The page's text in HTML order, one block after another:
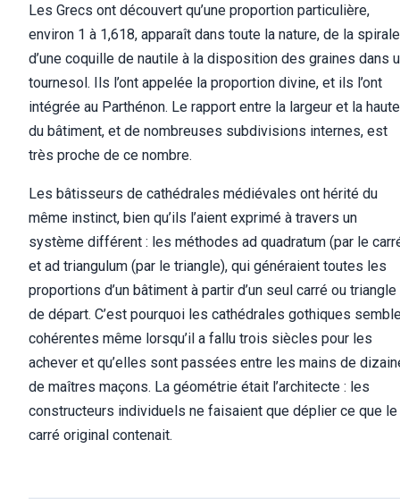
Les Grecs ont découvert qu’une proportion particulière,
environ 1 à 1,618, apparaît dans toute la nature, de la spirale
d’une coquille de nautile à la disposition des graines dans
tournesol. Ils l’ont appelée la proportion divine, et ils l’ont
intégrée au Parthénon. Le rapport entre la largeur et la
du bâtiment, et de nombreuses subdivisions internes, est
très proche de ce nombre.
Les bâtisseurs de cathédrales médiévales ont hérité du
même instinct, bien qu’ils l’aient exprimé à travers un
système différent : les méthodes ad quadratum (par le
et ad triangulum (par le triangle), qui généraient toutes les
proportions d’un bâtiment à partir d’un seul carré ou triangle
de départ. C’est pourquoi les cathédrales gothiques
cohérentes même lorsqu’il a fallu trois siècles pour les
achever et qu’elles sont passées entre les mains de
de maîtres maçons. La géométrie était l’architecte : les
constructeurs individuels ne faisaient que déplier ce que le
carré original contenait.